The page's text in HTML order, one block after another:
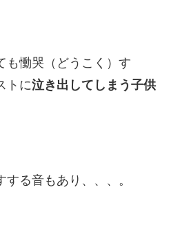
も慟哭（どうこく）す
トに泣き出してしまう子供
る音もあり、、、。